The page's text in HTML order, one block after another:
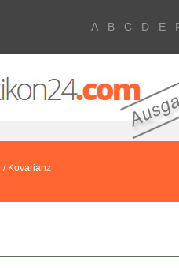
A B C D E
/ Kovarianz